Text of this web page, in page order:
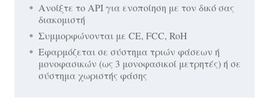
Ανοίξτε το API για ενοποίηση με τον δικό σας
διακομιστή
Συμμορφώνονται με CE, FCC, RoH
Εφαρμόζεται σε σύστημα τριών φάσεων ή
μονοφασικών (ως 3 μονοφασικοί μετρητές) ή σε
σύστημα χωριστής φάσης